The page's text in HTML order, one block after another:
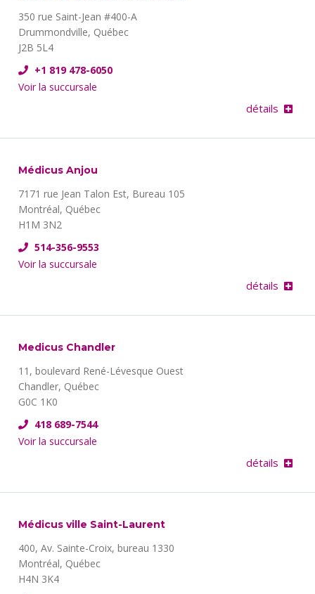
350 rue Saint-Jean #400-A
Drummondville, Québec
J2B 5L4
+1 819 478-6050
détails
Voir la succursale
Médicus Anjou
7171 rue Jean Talon Est, Bureau 105
Montréal, Québec
H1M 3N2
514-356-9553
détails
Voir la succursale
Medicus Chandler
11, boulevard René-Lévesque Ouest
Chandler, Québec
G0C 1K0
418 689-7544
détails
Voir la succursale
Médicus ville Saint-Laurent
400, Av. Sainte-Croix, bureau 1330
Montréal, Québec
H4N 3K4